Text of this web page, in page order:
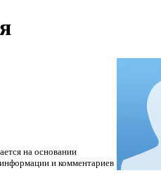
на основании
и комментариев